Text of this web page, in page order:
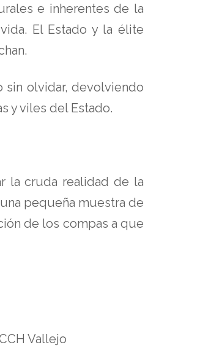
e inherentes de la
El Estado y la élite
sin olvidar, devolviendo
y viles del Estado.
la cruda realidad de la
pequeña muestra de
de los compas a que
Vallejo